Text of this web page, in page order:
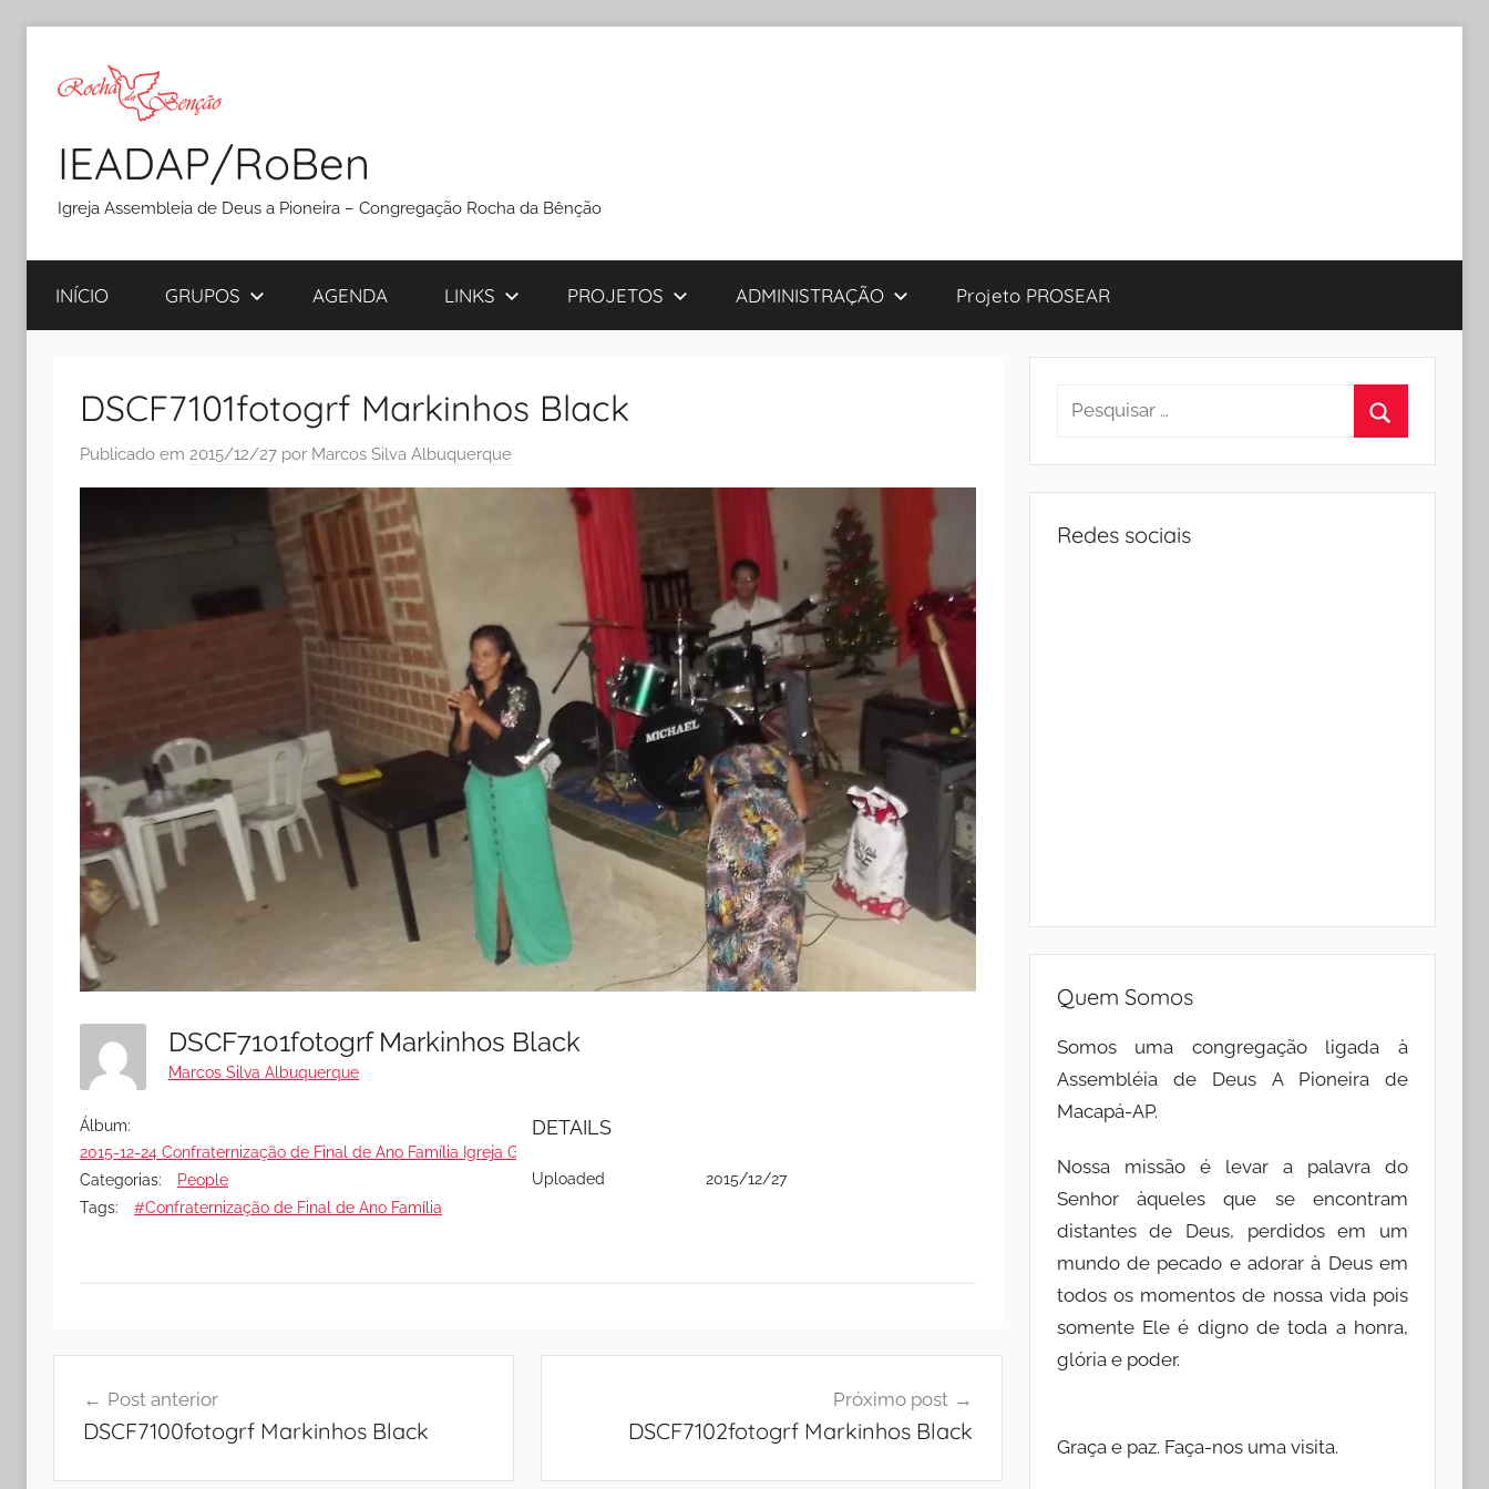
IEADAP/RoBen
Igreja Assembleia de Deus a Pioneira – Congregação Rocha da Bênção
INÍCIO GRUPOS AGENDA LINKS PROJETOS ADMINISTRAÇÃO Projeto PROSEAR
DSCF7101fotogrf Markinhos Black
Publicado em 2015/12/27 por Marcos Silva Albuquerque
DSCF7101fotogrf Markinhos Black
Marcos Silva Albuquerque
Álbum:
2015-12-24 Confraternização de Final de Ano Família Igreja Geova Nissi - 2015
Categorias:
People
Tags:
#Confraternização de Final de Ano Família
DETAILS
Uploaded 2015/12/27
de
Post anterior
DSCF7100fotogrf Markinhos Black
Próximo post
DSCF7102fotogrf Markinhos Black
Pesquisar
Redes sociais
Quem Somos
Somos uma congregação ligada à
Assembléia de Deus A Pioneira de
Macapá-AP.
Nossa missão é levar a palavra do
Senhor àqueles que se encontram
distantes de Deus, perdidos em um
mundo de pecado e adorar à Deus em
todos os momentos de nossa vida pois
somente Ele é digno de toda a honra,
glória e poder.
Graça e paz. Faça-nos uma visita.